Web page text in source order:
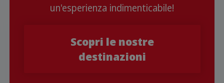
un'esperienza indimenticabile!
Scopri le nostre
destinazioni